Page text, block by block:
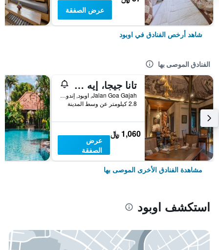
عرض الصفقة
شاهد أرخص الفنادق في اوبود
الفنادق الموصى بها
تانا جيجا، إيه ريزورت باي هاديبرانا
Jalan Goa Gajah, اوبود, إندونيسيا
2.8 كيلومتر عن وسط المدينة
1,060 ﷼
عرض
الصفقة
مشاهدة الفنادق الأخرى الموصى بها
استكشف اوبود